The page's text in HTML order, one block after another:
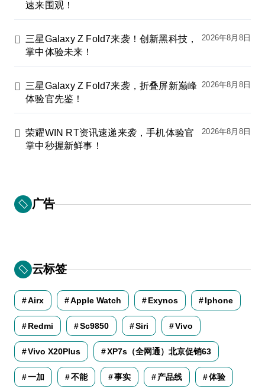
速来围观！
三星Galaxy Z Fold7来袭！创新黑科技，
掌中体验未来！
2026年8月8日
三星Galaxy Z Fold7来袭，折叠屏新巅峰
体验官先鉴！
2026年8月8日
荣耀WIN RT资讯速递来袭，手机体验官
掌中秒握新鲜事！
2026年8月8日
广告
云标签
Airx Apple Watch Exynos Iphone
Redmi Sc9850 Siri Vivo
Vivo X20Plus XP7s（全网通）北京促销63
一加 不能 事实 产品线 体验